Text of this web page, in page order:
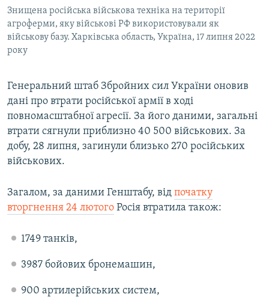
ІНФОГРАФІКА
ДОЛУЧАЙСЯ!
Знищена російська військова техніка на території
агроферми, яку військові РФ використовували як
військову базу. Харківська область, Україна, 17 липня 2022
року
Генеральний штаб Збройних сил України оновив
дані про втрати російської армії в ході
повномасштабної агресії. За його даними, загальні
втрати сягнули приблизно 40 500 військових. За
добу, 28 липня, загинули близько 270 російських
військових.
Загалом, за даними Генштабу, від початку
вторгнення 24 лютого Росія втратила також:
1749 танків,
3987 бойових бронемашин,
900 артилерійських систем,